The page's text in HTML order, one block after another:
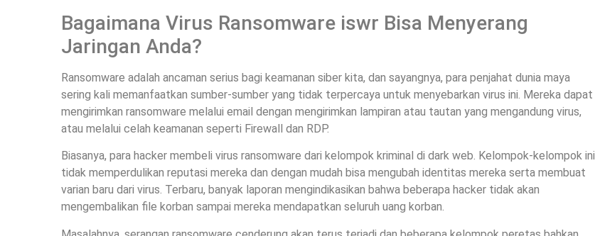
Bagaimana Virus Ransomware iswr Bisa Menyerang
Jaringan Anda?
Ransomware adalah ancaman serius bagi keamanan siber kita, dan sayangnya, para penjahat dunia maya
sering kali memanfaatkan sumber-sumber yang tidak terpercaya untuk menyebarkan virus ini. Mereka dapat
mengirimkan ransomware melalui email dengan mengirimkan lampiran atau tautan yang mengandung virus,
atau melalui celah keamanan seperti Firewall dan RDP.
Biasanya, para hacker membeli virus ransomware dari kelompok kriminal di dark web. Kelompok-kelompok ini
tidak memperdulikan reputasi mereka dan dengan mudah bisa mengubah identitas mereka serta membuat
varian baru dari virus. Terbaru, banyak laporan mengindikasikan bahwa beberapa hacker tidak akan
mengembalikan file korban sampai mereka mendapatkan seluruh uang korban.